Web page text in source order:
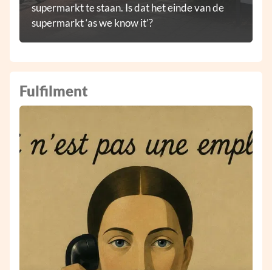
supermarkt te staan. Is dat het einde van de
supermarkt ‘as we know it’?
Fulfilment